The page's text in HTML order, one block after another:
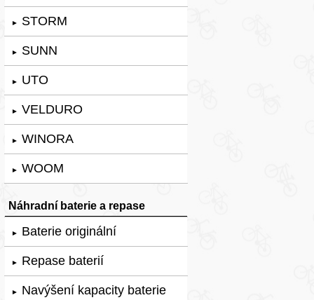
► STORM
► SUNN
► UTO
► VELDURO
► WINORA
► WOOM
Náhradní baterie a repase
► Baterie originální
► Repase baterií
► Navýšení kapacity baterie